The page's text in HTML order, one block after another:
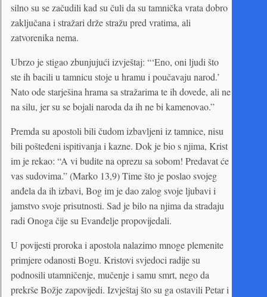
silno su se začudili kad su čuli da su tamnička vrata dobro
zaključana i stražari drže stražu pred vratima, ali
zatvorenika nema.
Ubrzo je stigao zbunjujući izvještaj: “‘Eno, oni ljudi što
ste ih bacili u tamnicu stoje u hramu i poučavaju narod.’
Nato ode starješina hrama sa stražarima te ih dovede, ali ne
na silu, jer su se bojali naroda da ih ne bi kamenovao.”
Premda su apostoli bili čudom izbavljeni iz tamnice, nisu
bili pošteđeni ispitivanja i kazne. Dok je bio s njima, Krist
im je rekao: “A vi budite na oprezu sa sobom! Predavat će
vas sudovima.” (Marko 13,9) Time što je poslao svojeg
anđela da ih izbavi, Bog im je dao zalog svoje ljubavi i
jamstvo svoje prisutnosti. Sad je bilo na njima da stradaju
radi Onoga čije su Evanđelje propovijedali.
U povijesti proroka i apostola nalazimo mnoge plemenite
primjere odanosti Bogu. Kristovi svjedoci radije su
podnosili utamničenje, mučenje i samu smrt, nego da
prekrše Božje zapovijedi. Izvještaj što su ga ostavili Petar i